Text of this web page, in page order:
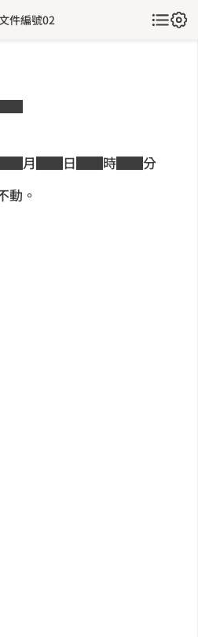
件編號02
██月██日██時██分
動。